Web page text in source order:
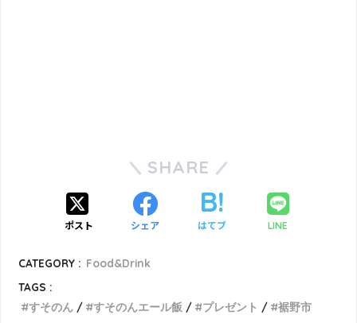
SHARE
ポスト シェア はてブ LINE
CATEGORY : Food&Drink
TAGS :
すそのん
すそのんエール飯 プレゼント 裾野市